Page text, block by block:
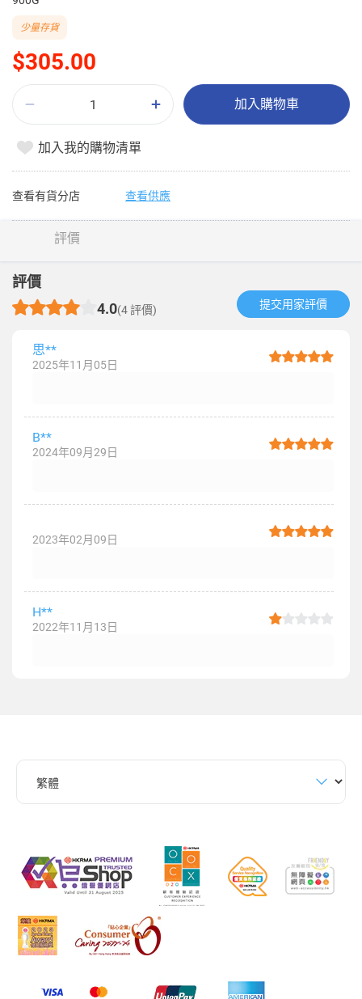
$305.00
少量存貨
加入購物車
加入我的購物清單
查看有貨分店 查看供應
評價
評價
4.0(4 評價) 提交用家評價​
思**
2025年11月05日
B**
2024年09月29日
2023年02月09日
H**
2022年11月13日